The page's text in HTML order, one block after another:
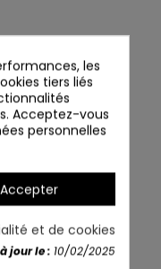
les
tiers liés
Acceptez-vous
personnelles
Accepter
et de cookies
jour le : 10/02/2025